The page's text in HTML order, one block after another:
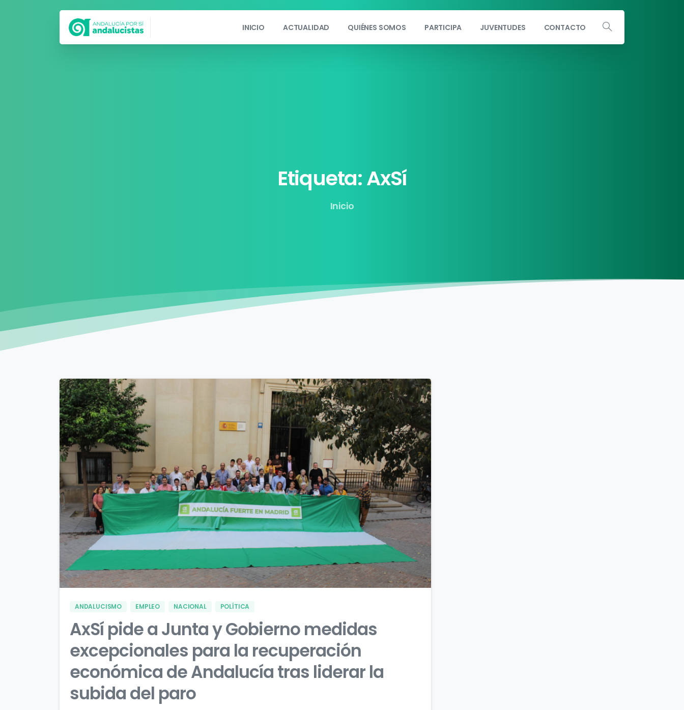
INICIO ACTUALIDAD QUIÉNES SOMOS PARTICIPA JUVENTUDES CONTACTO
Etiqueta:AxSí
Inicio
0
ANDALUCISMO EMPLEO NACIONAL POLÍTICA
AxSí pide a Junta y Gobierno medidas
excepcionales para la recuperación
económica de Andalucía tras liderar la
subida del paro